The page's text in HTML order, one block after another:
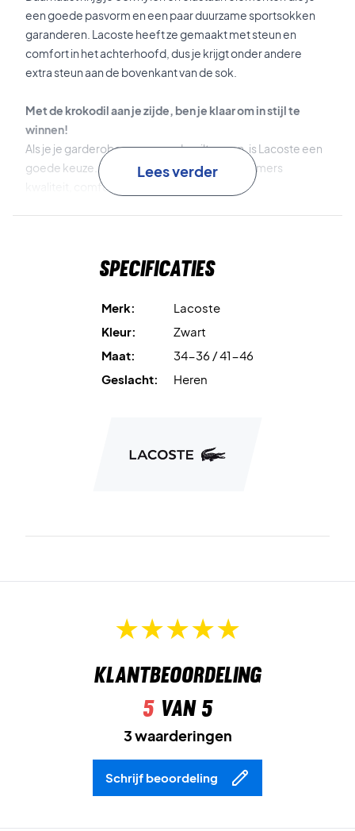
een goede pasvorm en een paar duurzame sportsokken
garanderen. Lacoste heeft ze gemaakt met steun en
comfort in het achterhoofd, dus je krijgt onder andere
extra steun aan de bovenkant van de sok.
Met de krokodil aan je zijde, ben je klaar om in stijl te
winnen!
Als je je garderobe een upgrade wilt geven, is Lacoste een
goede keuze. Het iconische merk geeft je immers
kwaliteit, comfort en een coole look.
Lacoste nr: RA2099
Lees verder
Specificaties
Merk:
Lacoste
Kleur:
Zwart
Maat:
34-36 / 41-46
Geslacht:
Heren
Klantbeoordeling
5van 5
3 waarderingen
Schrijf beoordeling